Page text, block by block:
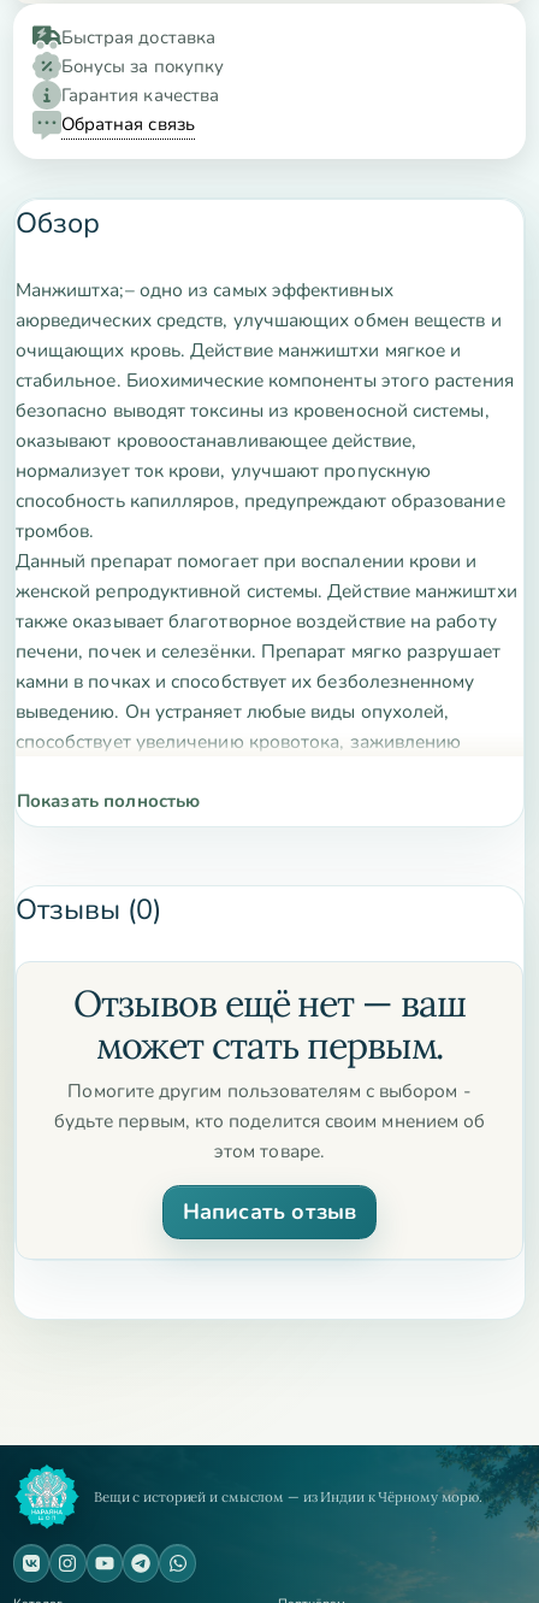
Быстрая доставка
Бонусы за покупку
Гарантия качества
Обратная связь
Обзор
Манжиштха;– одно из самых эффективных
аюрведических средств, улучшающих обмен веществ и
очищающих кровь. Действие манжиштхи мягкое и
стабильное. Биохимические компоненты этого растения
безопасно выводят токсины из кровеносной системы,
оказывают кровоостанавливающее действие,
нормализует ток крови, улучшают пропускную
способность капилляров, предупреждают образование
тромбов.
Данный препарат помогает при воспалении крови и
женской репродуктивной системы. Действие манжиштхи
также оказывает благотворное воздействие на работу
печени, почек и селезёнки. Препарат мягко разрушает
камни в почках и способствует их безболезненному
выведению. Он устраняет любые виды опухолей,
способствует увеличению кровотока, заживлению
вследствие физических травм.
Заживляющие свойства манжиштхи настолько хороши,
применение в период восстановления после переломов
ускоряет этот процесс.
заболеваниях, причина которых – загрязненная кровь.
Не является лекарственным средством.
Перед применением проконсультируйтесь с врачом.
Показать полностью
Отзывы (0)
Отзывов ещё нет — ваш
может стать первым.
Помогите другим пользователям с выбором -
будьте первым, кто поделится своим мнением об
этом товаре.
Написать отзыв
Вещи с историей и смыслом — из Индии к Чёрному морю.